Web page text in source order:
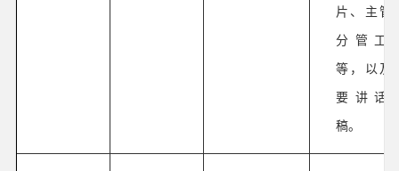
片、主管
分管工
等，以及
要讲话
稿。